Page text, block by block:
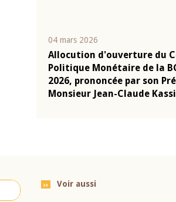
04 mars 2026
Allocution d'ouverture du
Politique Monétaire de la
2026, prononcée par son
Monsieur Jean-Claude Kassi
Voir aussi